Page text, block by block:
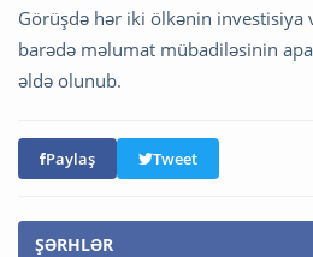
Görüşdə hər iki ölkənin investisiya
barədə məlumat mübadiləsinin
əldə olunub.
Paylaş Tweet
ŞƏRHLƏR